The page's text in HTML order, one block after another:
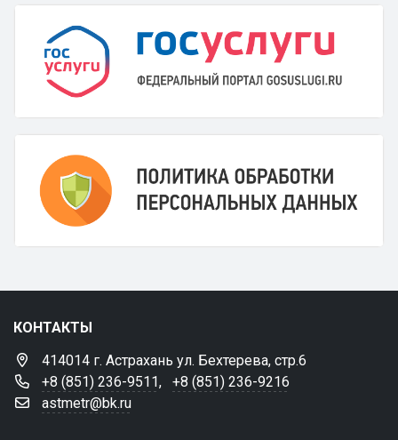
КОНТАКТЫ
414014 г. Астрахань ул. Бехтерева, стр.6
+8 (851) 236-9511,
+8 (851) 236-9216
astmetr@bk.ru